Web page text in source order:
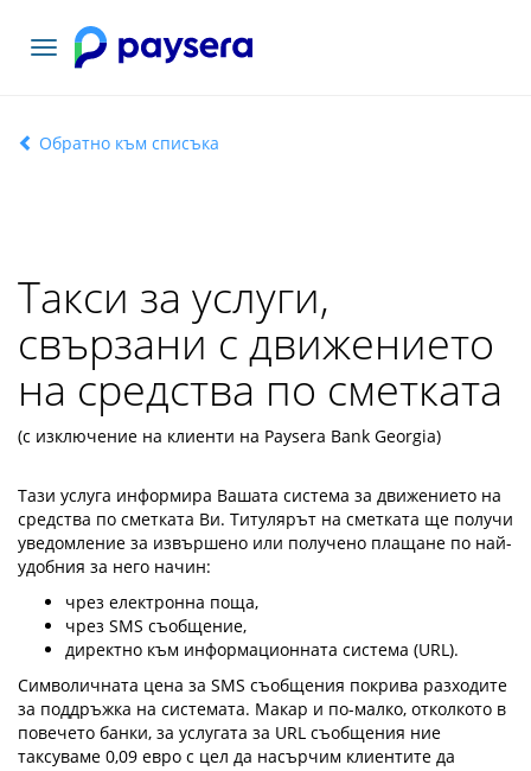
Включване
Обратно към списъка
Такси за услуги,
свързани с движението
на средства по сметката
(с изключение на клиенти на Paysera Bank Georgia)
Тази услуга информира Вашата система за движението на
средства по сметката Ви. Титулярът на сметката ще получи
уведомление за извършено или получено плащане по най-
удобния за него начин:
чрез електронна поща,
чрез SMS съобщение,
директно към информационната система (URL).
Символичната цена за SMS съобщения покрива разходите
за поддръжка на системата. Макар и по-малко, отколкото в
повечето банки, за услугата за URL съобщения ние
таксуваме 0,09 евро с цел да насърчим клиентите да